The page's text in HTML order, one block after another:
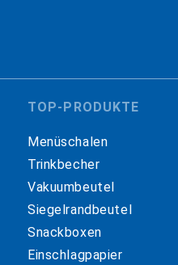
TOP-PRODUKTE
Menüschalen
Trinkbecher
Vakuumbeutel
Siegelrandbeutel
Snackboxen
Einschlagpapier